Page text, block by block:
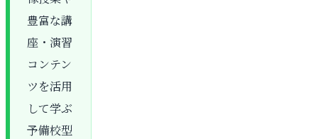
豊富な講
座・演習
コンテン
ツを活用
して学ぶ
予備校型